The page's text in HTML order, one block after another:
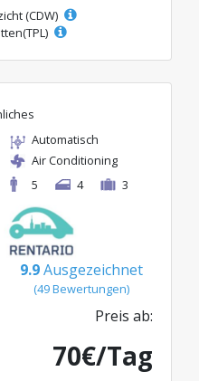
(CDW)
Automatisch
Air Conditioning
5
4 3
9.9Ausgezeichnet
(49 Bewertungen)
Preis ab:
70€/Tag